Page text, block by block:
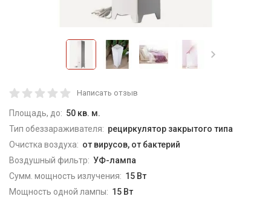
Написать отзыв
Площадь, до: 50 кв. м.
Тип обеззараживателя: рециркулятор закрытого типа
Очистка воздуха: от вирусов, от бактерий
Воздушный фильтр: УФ-лампа
Сумм. мощность излучения: 15 Вт
Мощность одной лампы: 15 Вт